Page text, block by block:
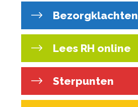
Bezorgklachten
Lees RH online
Sterpunten